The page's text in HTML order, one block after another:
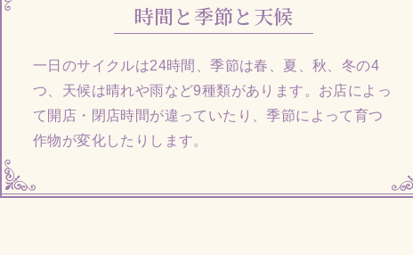
時間と季節と天候
一日のサイクルは24時間、季節は春、夏、秋、冬の4
つ、天候は晴れや雨など9種類があります。お店によっ
て開店・閉店時間が違っていたり、季節によって育つ
作物が変化したりします。